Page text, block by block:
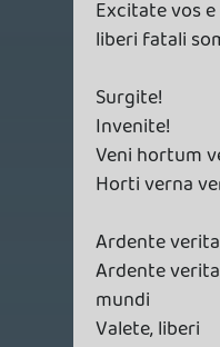
gabi1818
KiswechPS3
gabi1818
gabi1818 2015.06.15
Faszányos 😃